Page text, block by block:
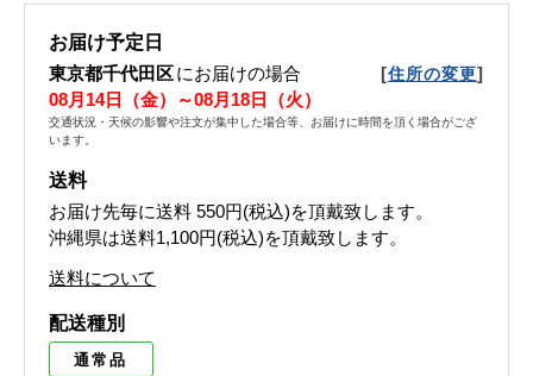
お届け予定日
東京都千代田区にお届けの場合 [住所の変更]
08月14日（金）～08月18日（火）
交通状況・天候の影響や注文が集中した場合等、お届けに時間を頂く場合がござ
います。
送料
お届け先毎に送料 550円(税込)を頂戴致します。
沖縄県は送料1,100円(税込)を頂戴致します。
送料について
配送種別
通常品